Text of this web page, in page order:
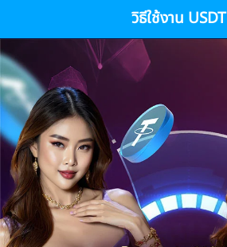
วิธีใช้งาน USDT